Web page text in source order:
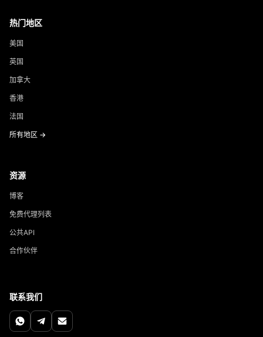
热门地区
美国
英国
加拿大
香港
法国
所有地区 →
资源
博客
免费代理列表
公共API
合作伙伴
联系我们